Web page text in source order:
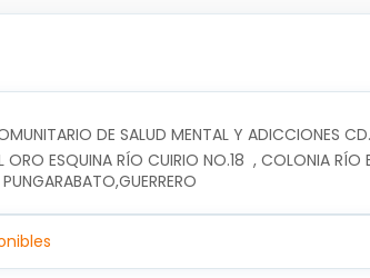
DE SALUD MENTAL Y ADICCIONES
ORO ESQUINA RÍO CUIRIO NO.18  , COLONIA